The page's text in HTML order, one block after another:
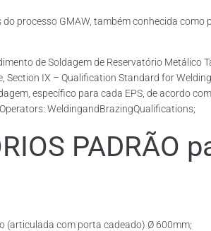
processo GMAW, também conhecida
de Soldagem de Reservatório
Section IX – Qualification Standard for
específico para cada EPS, de acordo
WeldingandBrazingQualifications;
(articulada com porta cadeado) Ø 600mm;